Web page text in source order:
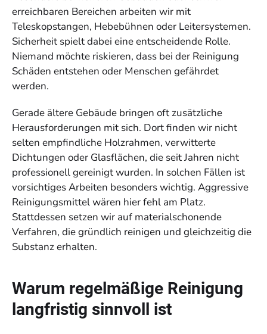
erreichbaren Bereichen arbeiten wir mit
Teleskopstangen, Hebebühnen oder Leitersystemen.
Sicherheit spielt dabei eine entscheidende Rolle.
Niemand möchte riskieren, dass bei der Reinigung
Schäden entstehen oder Menschen gefährdet
werden.
Gerade ältere Gebäude bringen oft zusätzliche
Herausforderungen mit sich. Dort finden wir nicht
selten empfindliche Holzrahmen, verwitterte
Dichtungen oder Glasflächen, die seit Jahren nicht
professionell gereinigt wurden. In solchen Fällen ist
vorsichtiges Arbeiten besonders wichtig. Aggressive
Reinigungsmittel wären hier fehl am Platz.
Stattdessen setzen wir auf materialschonende
Verfahren, die gründlich reinigen und gleichzeitig die
Substanz erhalten.
Warum regelmäßige Reinigung
langfristig sinnvoll ist